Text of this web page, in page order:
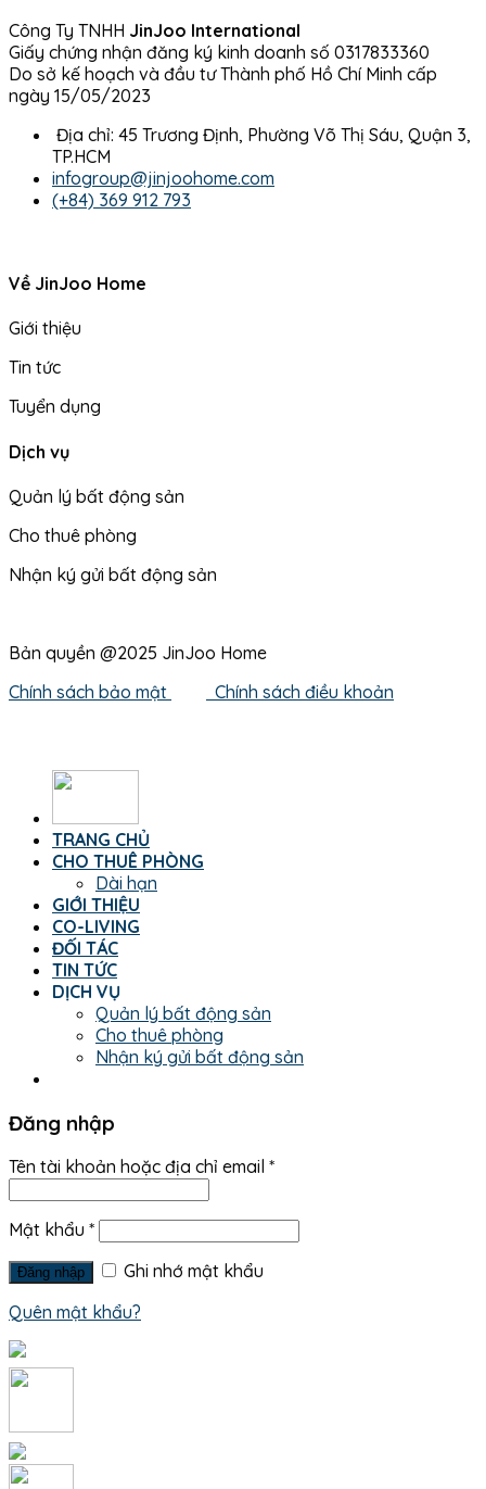
Công Ty TNHH JinJoo International
Giấy chứng nhận đăng ký kinh doanh số 0317833360
Do sở kế hoạch và đầu tư Thành phố Hồ Chí Minh cấp
ngày 15/05/2023
Địa chỉ: 45 Trương Định, Phường Võ Thị Sáu, Quận 3,
TP.HCM
infogroup@jinjoohome.com
(+84) 369 912 793
Về JinJoo Home
Giới thiệu
Tin tức
Tuyển dụng
Dịch vụ
Quản lý bất động sản
Cho thuê phòng
Nhận ký gửi bất động sản
Bản quyền @2025 JinJoo Home
Chính sách bảo mật
Chính sách điều khoản
TRANG CHỦ
CHO THUÊ PHÒNG
Dài hạn
GIỚI THIỆU
CO-LIVING
ĐỐI TÁC
TIN TỨC
DỊCH VỤ
Quản lý bất động sản
Cho thuê phòng
Nhận ký gửi bất động sản
Đăng nhập
Tên tài khoản hoặc địa chỉ email *
Mật khẩu *
Đăng nhập
Ghi nhớ mật khẩu
Quên mật khẩu?